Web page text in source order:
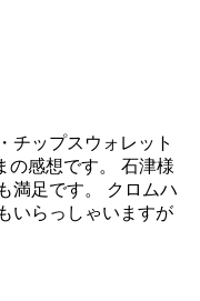
チップスウォレット
の感想です。 石津様
満足です。 クロムハ
いらっしゃいますが